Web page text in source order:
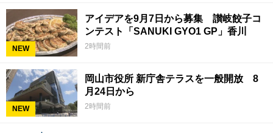
NEW
アイデアを9月7日から募集 讃岐餃子コ
ンテスト「SANUKI GYO1 GP」香川
2時間前
NEW
岡山市役所 新庁舎テラスを一般開放 8
月24日から
2時間前